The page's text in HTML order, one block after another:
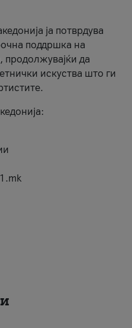
ја потврдува
поддршка на
продолжувајќи да
искуства што ги